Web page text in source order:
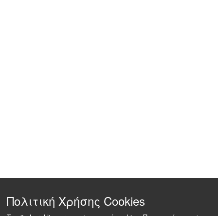
Πολιτική Χρήσης Cookies